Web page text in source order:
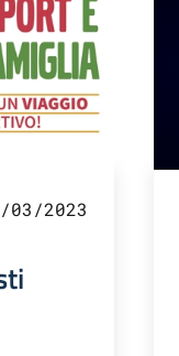
03/2023